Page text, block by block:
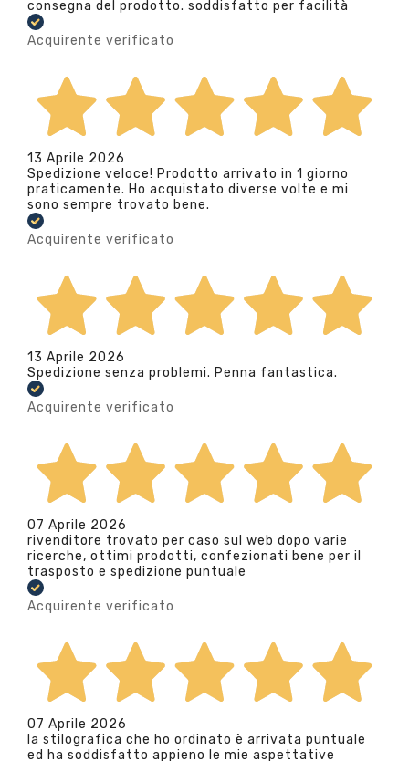
consegna del prodotto. soddisfatto per facilità
Acquirente verificato
13 Aprile 2026
Spedizione veloce! Prodotto arrivato in 1 giorno
praticamente. Ho acquistato diverse volte e mi
sono sempre trovato bene.
Acquirente verificato
13 Aprile 2026
Spedizione senza problemi. Penna fantastica.
Acquirente verificato
07 Aprile 2026
rivenditore trovato per caso sul web dopo varie
ricerche, ottimi prodotti, confezionati bene per il
trasposto e spedizione puntuale
Acquirente verificato
07 Aprile 2026
la stilografica che ho ordinato è arrivata puntuale
ed ha soddisfatto appieno le mie aspettative